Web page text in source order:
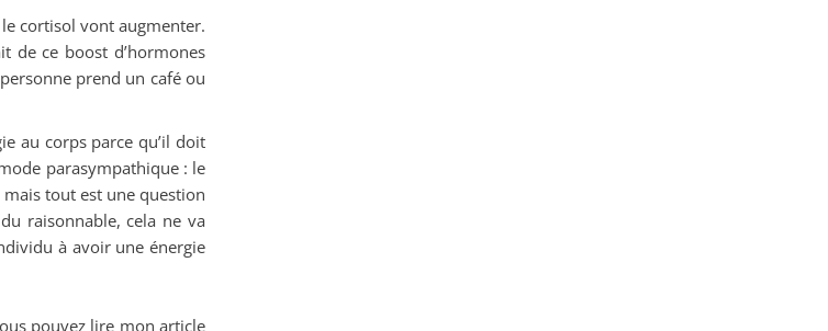
cortisol vont augmenter.
de ce boost d’hormones
prend un café ou
au corps parce qu’il doit
parasympathique : le
tout est une question
raisonnable, cela ne va
à avoir une énergie
pouvez lire mon article